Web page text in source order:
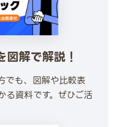
解で解説！
でも、図解や比較表
る資料です。ぜひご活